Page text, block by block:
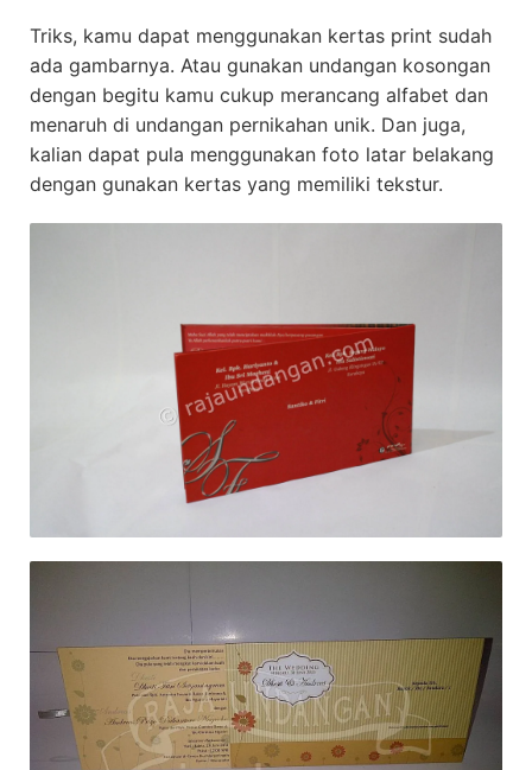
Triks, kamu dapat menggunakan kertas print sudah
ada gambarnya. Atau gunakan undangan kosongan
dengan begitu kamu cukup merancang alfabet dan
menaruh di undangan pernikahan unik. Dan juga,
kalian dapat pula menggunakan foto latar belakang
dengan gunakan kertas yang memiliki tekstur.